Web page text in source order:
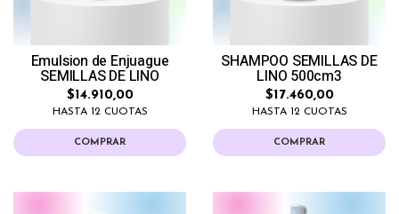
Emulsion de Enjuague
SEMILLAS DE LINO
$14.910,00
HASTA 12 CUOTAS
COMPRAR
SHAMPOO SEMILLAS DE
LINO 500cm3
$17.460,00
HASTA 12 CUOTAS
COMPRAR